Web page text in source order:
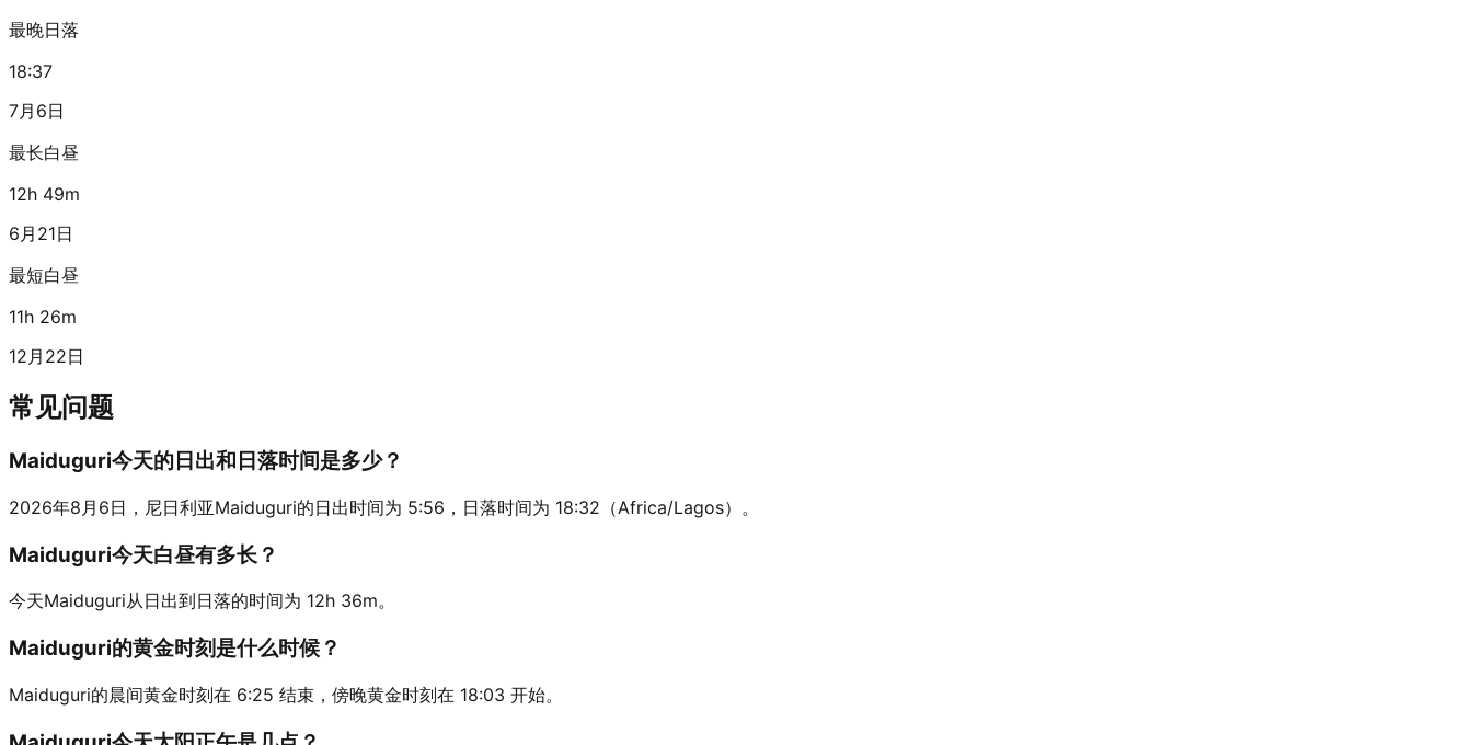
最晚日落
18:37
7月6日
最长白昼
12h 49m
6月21日
最短白昼
11h 26m
12月22日
常见问题
Maiduguri今天的日出和日落时间是多少？
2026年8月6日，尼日利亚Maiduguri的日出时间为 5:56，日落时间为 18:32（Africa/Lagos）。
Maiduguri今天白昼有多长？
今天Maiduguri从日出到日落的时间为 12h 36m。
Maiduguri的黄金时刻是什么时候？
Maiduguri的晨间黄金时刻在 6:25 结束，傍晚黄金时刻在 18:03 开始。